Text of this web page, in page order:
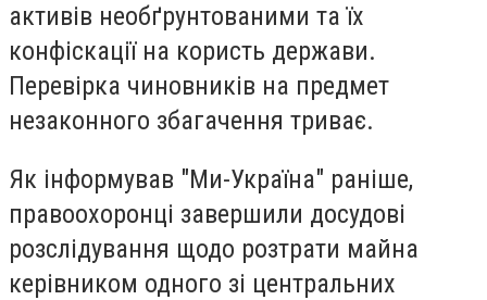
активів необґрунтованими та їх
конфіскації на користь держави.
Перевірка чиновників на предмет
незаконного збагачення триває.
Як інформував "Ми-Україна" раніше,
правоохоронці завершили досудові
розслідування щодо розтрати майна
керівником одного зі центральних